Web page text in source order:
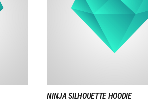
NINJA SILHOUETTE HOODIE